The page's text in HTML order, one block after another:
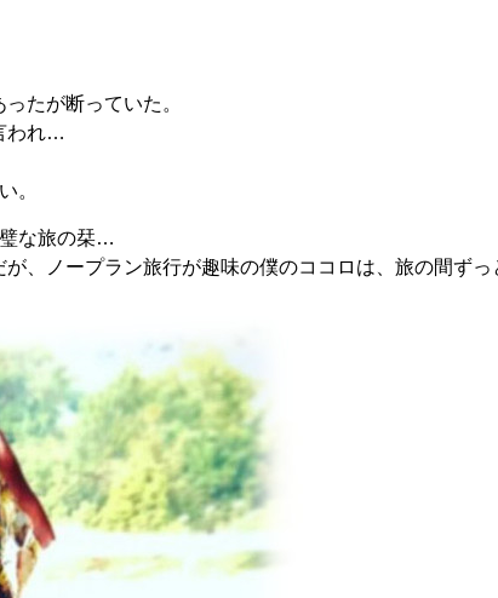
たが断っていた。
われ…
。
な旅の栞…
、ノープラン旅行が趣味の僕のココロは、旅の間ずっ